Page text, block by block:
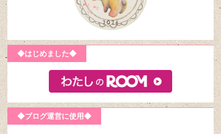
◆はじめました◆
◆ブログ運営に使用◆